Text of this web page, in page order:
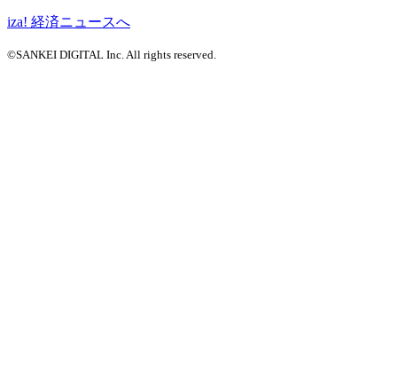
iza! 経済ニュースへ
©SANKEI DIGITAL Inc. All rights reserved.